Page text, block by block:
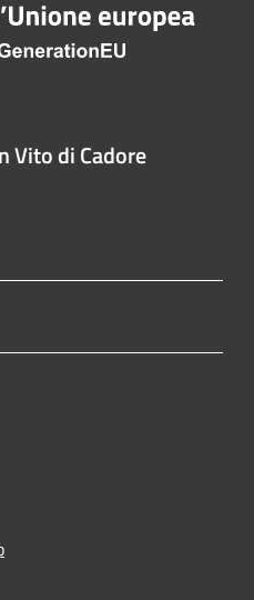
Vito di Cadore